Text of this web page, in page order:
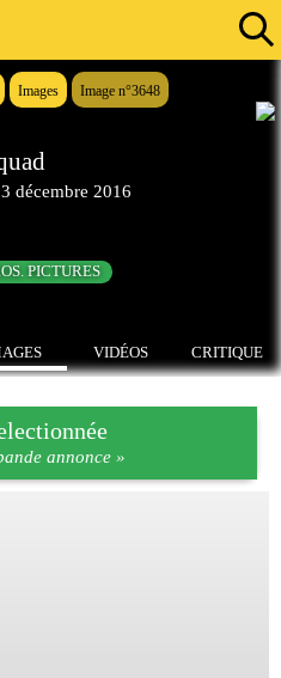
Images Image n°3648
3 décembre 2016
PICTURES
VIDÉOS CRITIQUE
annonce »